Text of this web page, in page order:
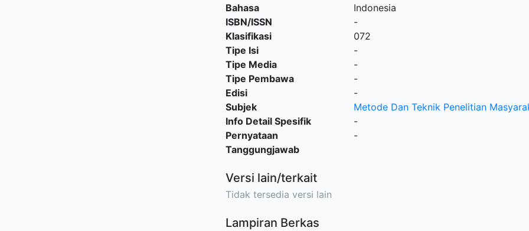
Bahasa
Indonesia
ISBN/ISSN
-
Klasifikasi
072
Tipe Isi
-
Tipe Media
-
Tipe Pembawa
-
Edisi
-
Subjek
Metode Dan Teknik Penelitian
Info Detail Spesifik
-
Pernyataan
Tanggungjawab
-
Versi lain/terkait
Tidak tersedia versi lain
Lampiran Berkas